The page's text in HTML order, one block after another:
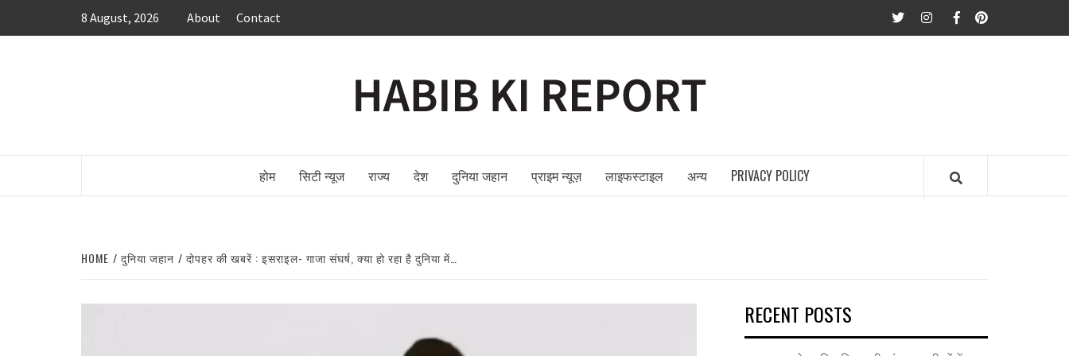
8 August, 2026 About Contact twitterInstagram
FacebookPinterest
होम सिटी न्यूज राज्य देश दुनिया जहान प्राइम न्यूज़ लाइफस्टाइल अन्य PRIVACY POLICY
HOME दुनिया जहान दोपहर की खबरें : इसराइल- गाजा संघर्ष, क्या हो रहा है दुनिया में…
RECENT POSTS